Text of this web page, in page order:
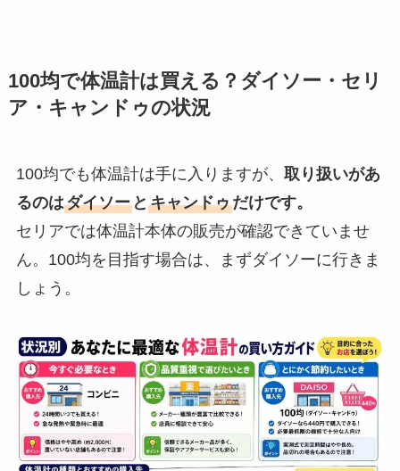
100均で体温計は買える？ダイソー・セリ
ア・キャンドゥの状況
100均でも体温計は手に入りますが、 取り扱いがあ
るのはダイソーと キャンドゥだけです。
セリアでは体温計本体の販売が確認できていませ
ん。100均を目指す場合は、まずダイソーに行きま
しょう。